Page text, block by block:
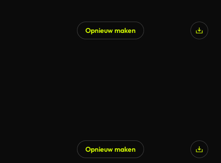
Opnieuw maken
Opnieuw maken